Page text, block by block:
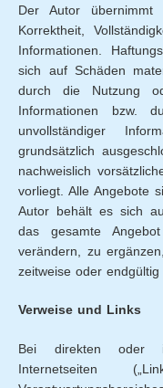
Der Autor
Korrektheit,
Informationen.
sich auf Schäden
durch die Nutzung
Informationen bzw.
unvollständiger
grundsätzlich
nachweislich
vorliegt. Alle Angebote
Autor behält es sich
das gesamte
verändern, zu
zeitweise oder endgültig
Verweise und Links
Bei direkten oder
Internetseiten